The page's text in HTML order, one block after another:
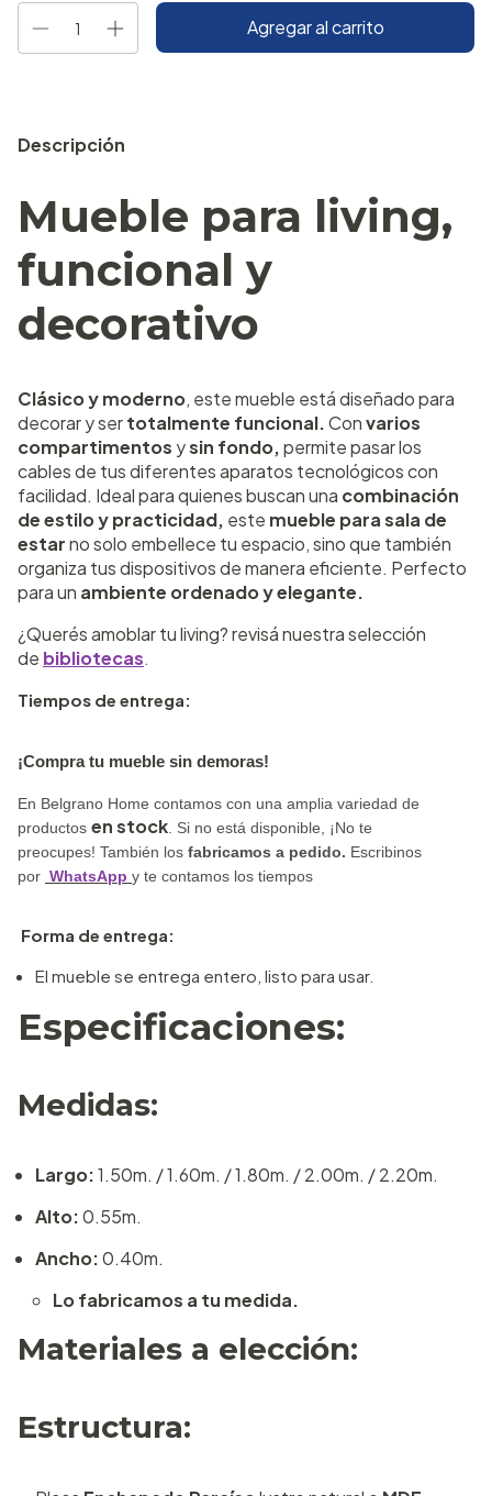
Descripción
Mueble para living,
funcional y
decorativo
Clásico y moderno, este mueble está diseñado para
decorar y sertotalmente funcional.Convarios
compartimentos ysin fondo,permite pasar los
cables de tus diferentes aparatos tecnológicos con
facilidad. Ideal para quienes buscan una combinación
de estilo y practicidad, este mueble para sala de
estarno solo embellece tu espacio, sino que también
organiza tus dispositivos de manera eficiente. Perfecto
para un ambiente ordenado y elegante.
¿Querés amoblar tu living? revisá nuestra selección
de bibliotecas.
Tiempos de entrega:
¡Compra tu mueble sin demoras!
En Belgrano Home contamos con una amplia variedad de
productos en stock. Si no está disponible, ¡No te
preocupes! También los fabricamos a pedido. Escribinos
por WhatsApp y te contamos los tiempos
Forma de entrega:
El mueble se entrega entero, listo para usar.
Especificaciones:
Medidas:
Largo:1.50m. / 1.60m. / 1.80m. / 2.00m. / 2.20m.
Alto:0.55m.
Ancho:0.40m.
Lo fabricamos a tu medida.
Materiales a elección:
Estructura: